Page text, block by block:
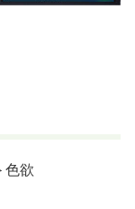
色欲